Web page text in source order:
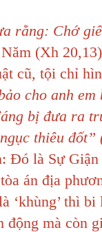
rằng: Chớ
(Xh
cũ, tội chỉ
cho anh
bị đưa ra
thiêu đốt”
Đó là Sự
án địa
thì
mà còn